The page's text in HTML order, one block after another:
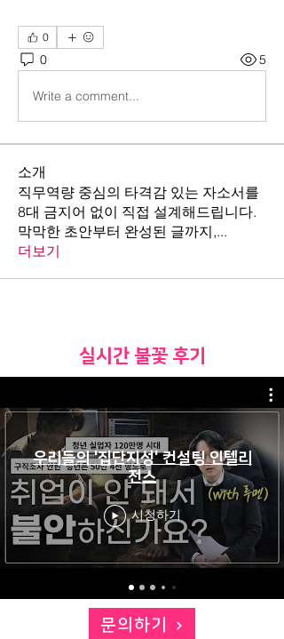
0
0 5
Write a comment...
소개
직무역량 중심의 타격감 있는 자소서를
8대 금지어 없이 직접 설계해드립니다.
막막한 초안부터 완성된 글까지,...
더보기
​실시간 불꽃 후기
우리들의 '집단지성' 컨설팅 인텔리
전스
시청하기
문의하기